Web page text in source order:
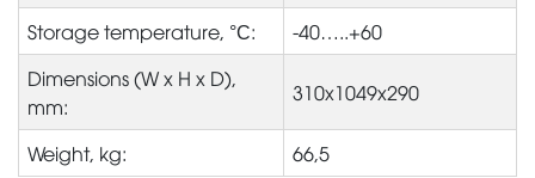
Storage temperature, °С:
-40…..+60
Dimensions (W x H x D),
mm:
310x1049x290
Weight, kg: 66,5